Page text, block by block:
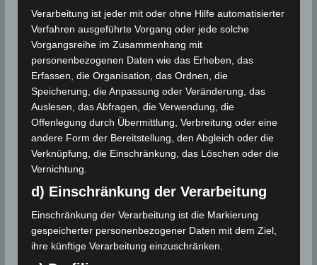
spiegelt den Fortschritt und die zunehmende
Bedeutung der Forschung zum antarktischen
Eisschild wider.
+++ “Risiken für Küstenmetropolen von New York bis
Mumbai, von Hamburg bis Shanghai” +++
“Je mehr Computersimulationsmodelle wir
verwenden, die alle leicht unterschiedliche
dynamische Repräsentationen des antarktischen
Ergebnisse, die wir bekommen – aber desto robuster
sind auch die Schätzungen, die wir der Gesellschaft
liefern können”, sagt Sophie Nowicki, Ko-Autorin der
Studie vom NASA Goddard Space Flight Center und
Verarbeitung ist jeder mit oder ohne Hilfe automatisierter
Verfahren ausgeführte Vorgang oder jede solche
Vorgangsreihe im Zusammenhang mit
personenbezogenen Daten wie das Erheben, das
Erfassen, die Organisation, das Ordnen, die
Speicherung, die Anpassung oder Veränderung, das
Auslesen, das Abfragen, die Verwendung, die
Offenlegung durch Übermittlung, Verbreitung oder eine
andere Form der Bereitstellung, den Abgleich oder die
Verknüpfung, die Einschränkung, das Löschen oder die
Vernichtung.
d) Einschränkung der Verarbeitung
Einschränkung der Verarbeitung ist die Markierung
gespeicherter personenbezogener Daten mit dem Ziel,
ihre künftige Verarbeitung einzuschränken.